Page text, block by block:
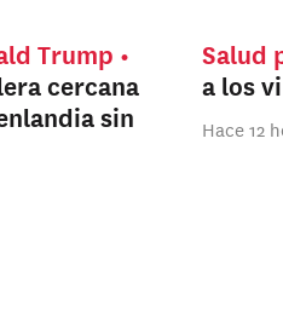
Trump
cercana
sin
Salud
a los
Hace 12